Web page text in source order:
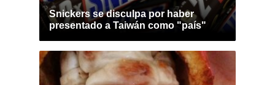
Snickers se disculpa por haber
presentado a Taiwán como "país"